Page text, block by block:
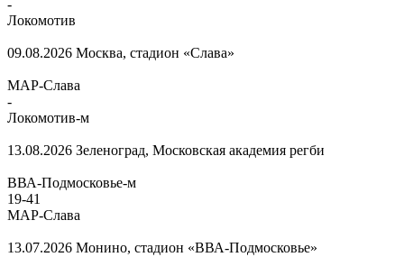
-
Локомотив
09.08.2026 Москва, стадион «Слава»
МАР-Слава
-
Локомотив-м
13.08.2026 Зеленоград, Московская академия регби
ВВА-Подмосковье-м
19-41
МАР-Слава
13.07.2026 Монино, стадион «ВВА-Подмосковье»